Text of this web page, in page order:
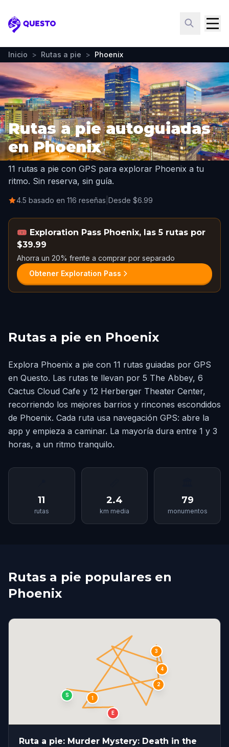
Questo
Inicio > Rutas a pie > Phoenix
Rutas a pie autoguiadas
en Phoenix
11 rutas a pie con GPS para explorar Phoenix a tu
ritmo. Sin reserva, sin guía.
4.5 basado en 116 reseñas Desde $6.99
🎟️ Exploration Pass Phoenix, las 5 rutas por
$39.99
Ahorra un 20% frente a comprar por separado
Obtener Exploration Pass
Rutas a pie en Phoenix
Explora Phoenix a pie con 11 rutas guiadas por GPS
en Questo. Las rutas te llevan por 5 The Abbey, 6
Cactus Cloud Cafe y 12 Herberger Theater Center,
recorriendo los mejores barrios y rincones escondidos
de Phoenix. Cada ruta usa navegación GPS: abre la
app y empieza a caminar. La mayoría dura entre 1 y 3
horas, a un ritmo tranquilo.
11
rutas
2.4
km media
79
monumentos
Rutas a pie populares en
Phoenix
S 1
2
3
4
E
Ruta a pie: Murder Mystery: Death in the